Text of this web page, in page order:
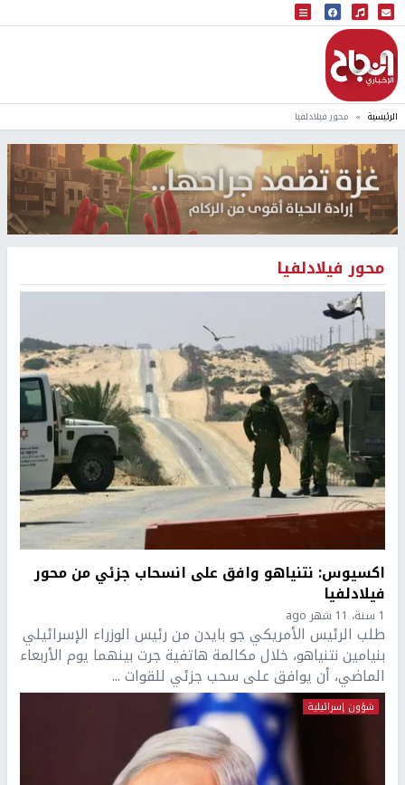
البث المباشر
إذاعة النجاح
الرئيسية محور فيلادلفيا
محور فيلادلفيا
اكسيوس: نتنياهو وافق على انسحاب جزئي من محور
فيلادلفيا
1 سنة، 11 شهر ago
طلب الرئيس الأمريكي جو بايدن من رئيس الوزراء الإسرائيلي
بنيامين نتنياهو، خلال مكالمة هاتفية جرت بينهما يوم الأربعاء
الماضي، أن يوافق على سحب جزئي للقوات ...
شؤون إسرائيلية